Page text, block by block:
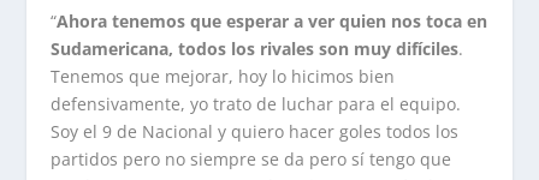
“Ahora tenemos que esperar a ver quien nos toca en
Sudamericana, todos los rivales son muy difíciles.
Tenemos que mejorar, hoy lo hicimos bien
defensivamente, yo trato de luchar para el equipo.
Soy el 9 de Nacional y quiero hacer goles todos los
partidos pero no siempre se da pero sí tengo que